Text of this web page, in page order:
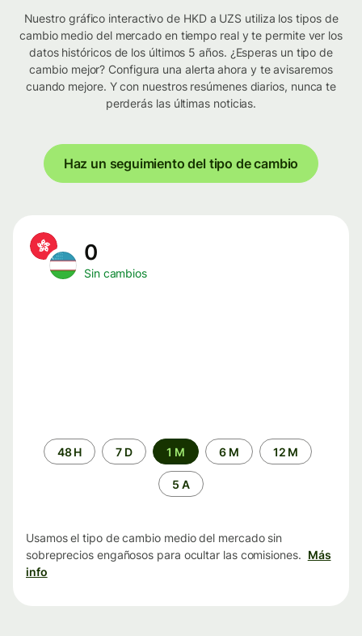
Nuestro gráfico interactivo de HKD a UZS utiliza los tipos de
cambio medio del mercado en tiempo real y te permite ver los
datos históricos de los últimos 5 años. ¿Esperas un tipo de
cambio mejor? Configura una alerta ahora y te avisaremos
cuando mejore. Y con nuestros resúmenes diarios, nunca te
perderás las últimas noticias.
Haz un seguimiento del tipo de cambio
0
Sin cambios
Periodo48 H 7 D 1 M 6 M 12 M
5 A
Usamos el tipo de cambio medio del mercado sin
sobreprecios engañosos para ocultar las comisiones. Más
info